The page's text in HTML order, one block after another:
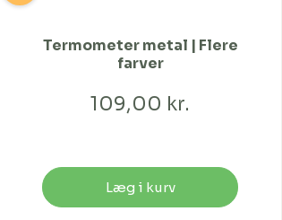
Termometer metal | Flere
farver
109,00 kr.
Læg i kurv